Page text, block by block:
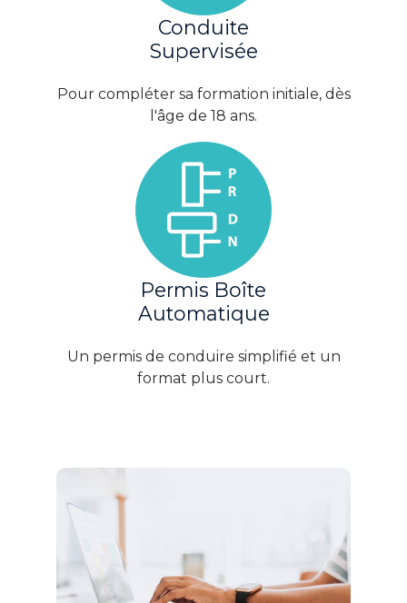
Conduite
Supervisée
Pour compléter sa formation initiale, dès
l'âge de 18 ans.
Permis Boîte
Automatique
Un permis de conduire simplifié et un
format plus court.